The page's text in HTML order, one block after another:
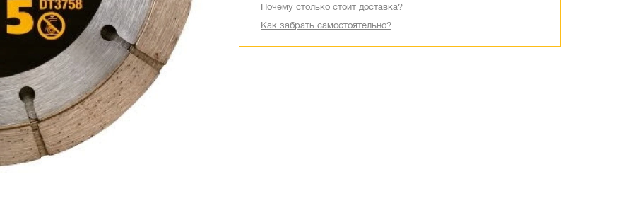
Почему столько стоит доставка?
Как забрать самостоятельно?